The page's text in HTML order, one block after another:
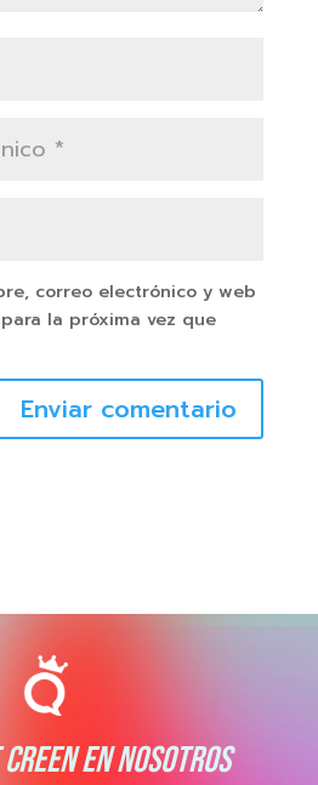
correo electrónico y web
la próxima vez que
Enviar comentario
EN NOSOTROS